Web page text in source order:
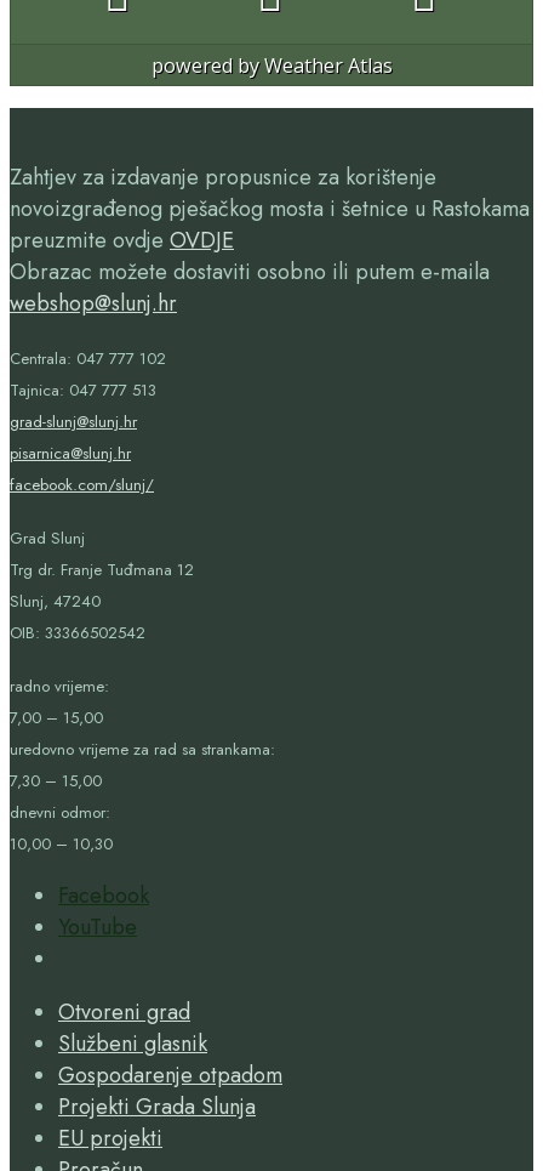
powered byWeather Atlas
Zahtjev za izdavanje propusnice za korištenje
novoizgrađenog pješačkog mosta i šetnice u Rastokama
preuzmite ovdje OVDJE
Obrazac možete dostaviti osobno ili putem e-maila
webshop@slunj.hr
Centrala: 047 777 102
Tajnica: 047 777 513
grad-slunj@slunj.hr
pisarnica@slunj.hr
facebook.com/slunj/
Grad Slunj
Trg dr. Franje Tuđmana 12
Slunj, 47240
OIB: 33366502542
radno vrijeme:
7,00 – 15,00
uredovno vrijeme za rad sa strankama:
7,30 – 15,00
dnevni odmor:
10,00 – 10,30
Facebook
YouTube
Window
Otvoreni grad
Službeni glasnik
Gospodarenje otpadom
Projekti Grada Slunja
EU projekti